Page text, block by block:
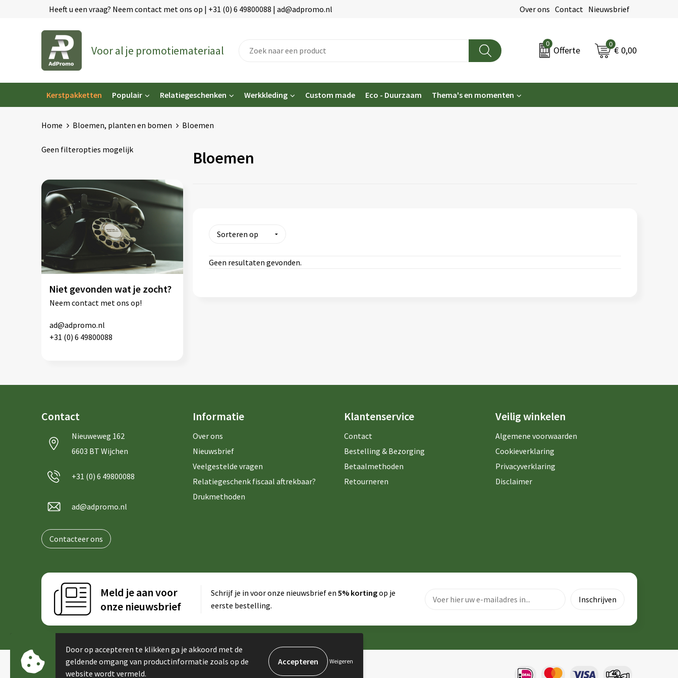
Heeft u een vraag? Neem contact met ons op | +31 (0) 6 49800088 | ad@adpromo.nl Over ons Contact Nieuwsbrief
Voor al je promotiemateriaal 0
Offerte
0
€ 0,00
Kerstpakketten Populair Relatiegeschenken Werkkleding Custom made Eco - Duurzaam Thema's en momenten
Home Bloemen, planten en bomen Bloemen
Geen filteropties mogelijk
Niet gevonden wat je zocht?
Neem contact met ons op!
ad@adpromo.nl
+31 (0) 6 49800088
Bloemen
Geen resultaten gevonden.
Contact
Nieuweweg 162
6603 BT Wijchen
+31 (0) 6 49800088
ad@adpromo.nl
Contacteer ons
Informatie
Over ons
Nieuwsbrief
Veelgestelde vragen
Relatiegeschenk fiscaal aftrekbaar?
Drukmethoden
Klantenservice
Contact
Bestelling & Bezorging
Betaalmethoden
Retourneren
Veilig winkelen
Algemene voorwaarden
Cookieverklaring
Privacyverklaring
Disclaimer
Meld je aan voor
onze nieuwsbrief
Schrijf je in voor onze nieuwsbrief en 5% kortingop je
eerste bestelling.
© Copyright AdPromo 2024
Door op accepteren te klikken ga je akkoord met de
geldende omgang van productinformatie zoals op de
website wordt vermeld.
Weigeren